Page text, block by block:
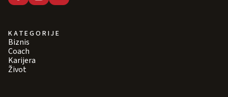
KATEGORIJE
Biznis
Coach
Karijera
Život